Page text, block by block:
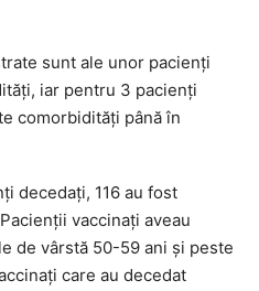
sunt ale unor pacienţi
iar pentru 3 pacienţi
comorbidităţi până în
decedaţi, 116 au fost
vaccinaţi aveau
de vârstă 50-59 ani şi peste
care au decedat